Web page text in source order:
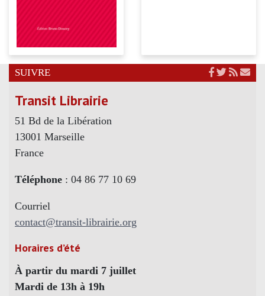
SUIVRE
Transit Librairie
51 Bd de la Libération
13001 Marseille
France
Téléphone : 04 86 77 10 69
Courriel
contact@transit-librairie.org
Horaires d’été
À partir du mardi 7 juillet
Mardi de 13h à 19h